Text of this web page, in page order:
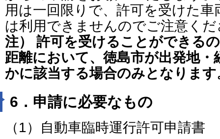
用は一回限りで、許可を受けた車
は利用できませんのでご注意く
注） 許可を受けることができる
距離において、徳島市が出発地・
かに該当する場合のみとなります
6．申請に必要なもの
（1）自動車臨時運行許可申請書